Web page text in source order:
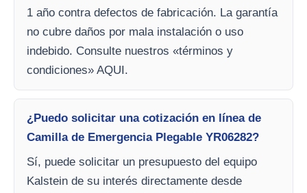
1 año contra defectos de fabricación. La garantía
no cubre daños por mala instalación o uso
indebido. Consulte nuestros «términos y
condiciones» AQUI.
¿Puedo solicitar una cotización en línea de
Camilla de Emergencia Plegable YR06282?
Sí, puede solicitar un presupuesto del equipo
Kalstein de su interés directamente desde